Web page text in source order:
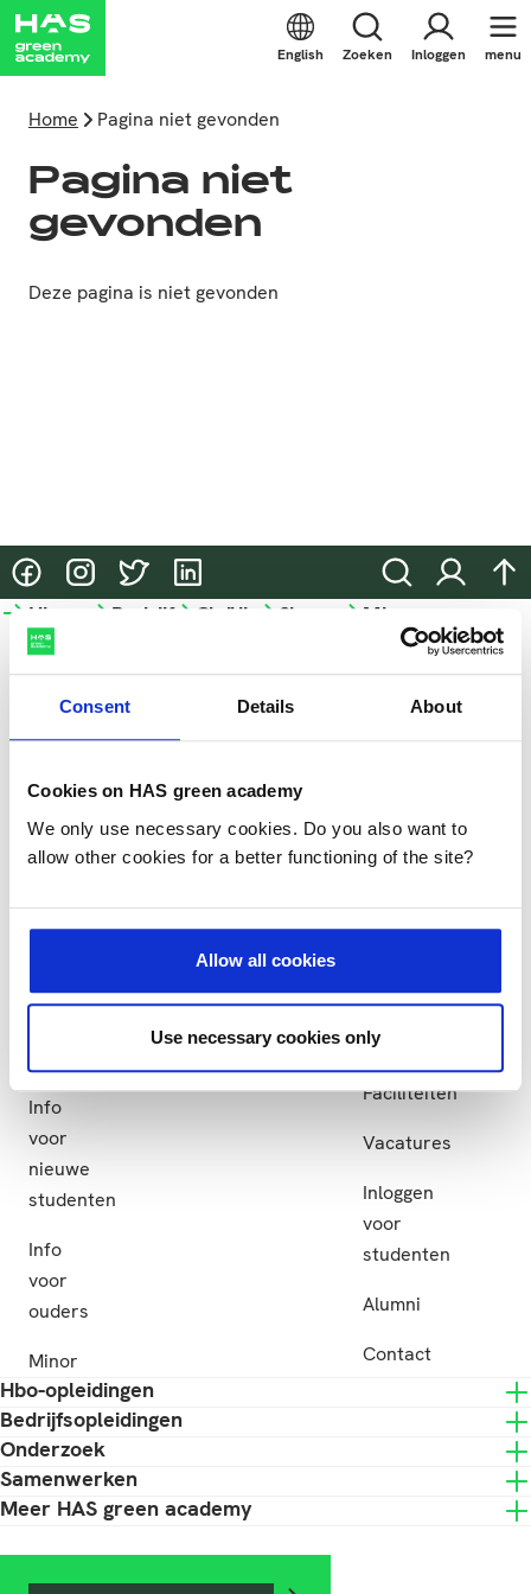
Consent Details About
Cookies on HAS green academy
We only use necessary cookies. Do you also want to
allow other cookies for a better functioning of the site?
Allow all cookies
Use necessary cookies only
English Zoeken Inloggen menu
Home Pagina niet gevonden
Pagina niet
gevonden
Deze pagina is niet gevonden
@HASgreenacademy
@HASgreenacademy
@greenacademyHAS
@HASgreenacademy ZoekenInloggen
Hbo-
opleidingen
events
Hulp
studiekeuze
aan
Info
voor
nieuwe
studenten
Info
voor
ouders
Minor
Bedrijfsopleidingen
Incompany
en
Praktische
informatie
Microcredentials
Slim-
Subsidie
Onderzoek
Lectoraten
Samenwerken
Samenwerken
Partnerbedrijven
Meer
HAS
green
academy
HAS
green
Nieuws
Evenementen
Faciliteiten
Vacatures
Inloggen
voor
studenten
Alumni
Contact
Hbo-opleidingen
Bedrijfsopleidingen
Onderzoek
Samenwerken
Meer HAS green academy